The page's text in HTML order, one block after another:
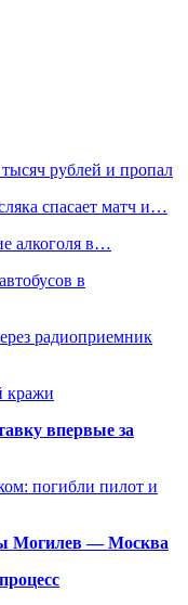
рублей и пропал
спасает матч и…
алкоголя в…
в
радиоприемник
кражи
впервые за
погибли пилот и
Могилев — Москва